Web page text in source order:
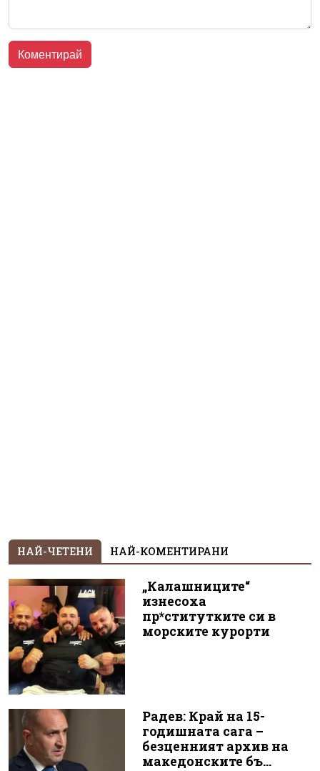
НАЙ-ЧЕТЕНИ НАЙ-КОМЕНТИРАНИ
„Калашниците“
изнесоха
пр*ститутките си в
морските курорти
Радев: Край на 15-
годишната сага –
безценният архив на
македонските бъ...